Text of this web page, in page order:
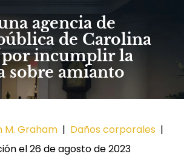
agencia de
de Carolina
incumplir la
sobre amianto
M. Graham | Daños corporales |
el 26 de agosto de 2023